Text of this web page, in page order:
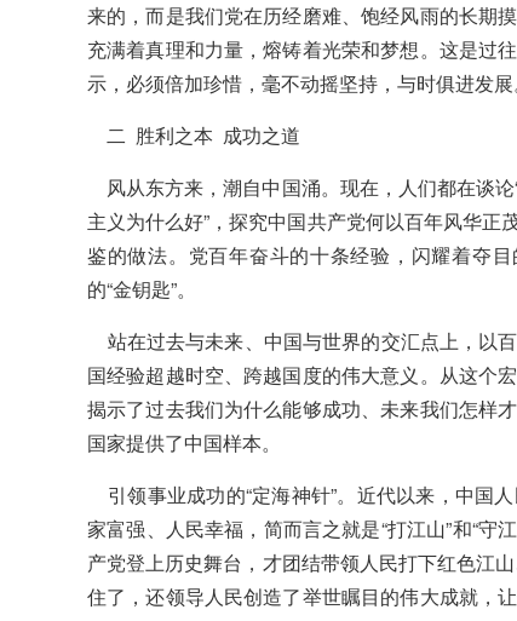
来的，而是我们党在历经磨难、饱经风雨的长期
充满着真理和力量，熔铸着光荣和梦想。这是过
示，必须倍加珍惜，毫不动摇坚持，与时俱进发展
二 胜利之本 成功之道
风从东方来，潮自中国涌。现在，人们都在谈
主义为什么好”，探究中国共产党何以百年风华
鉴的做法。党百年奋斗的十条经验，闪耀着夺
的“金钥匙”。
站在过去与未来、中国与世界的交汇点上，以
国经验超越时空、跨越国度的伟大意义。从这个
揭示了过去我们为什么能够成功、未来我们怎样
国家提供了中国样本。
引领事业成功的“定海神针”。近代以来，中国
家富强、人民幸福，简而言之就是“打江山”和“守
产党登上历史舞台，才团结带领人民打下红色江
住了，还领导人民创造了举世瞩目的伟大成就，